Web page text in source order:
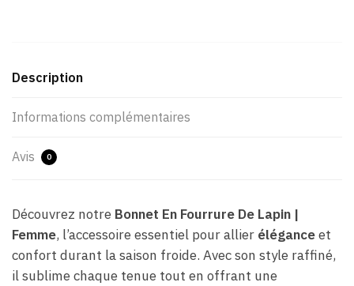
Description
Informations complémentaires
Avis 0
Découvrez notre Bonnet En Fourrure De Lapin |
Femme, l’accessoire essentiel pour allier éléganceet
confort durant la saison froide. Avec son style raffiné,
il sublime chaque tenue tout en offrant une